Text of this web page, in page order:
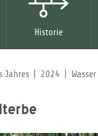
Historie
Jahres 2024 Wasser